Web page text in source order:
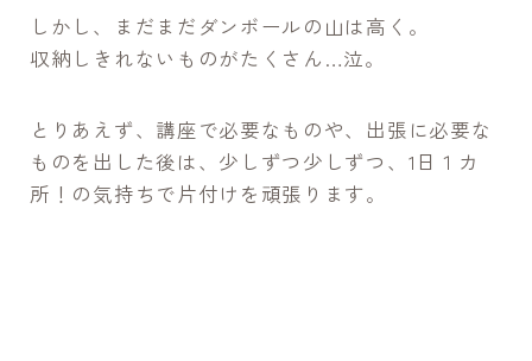
しかし、まだまだダンボールの山は高く。
収納しきれないものがたくさん…泣。
とりあえず、講座で必要なものや、出張に必要な
ものを出した後は、少しずつ少しずつ、1日１カ
所！の気持ちで片付けを頑張ります。